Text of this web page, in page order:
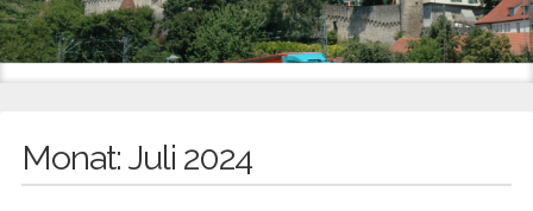
Monat: Juli 2024